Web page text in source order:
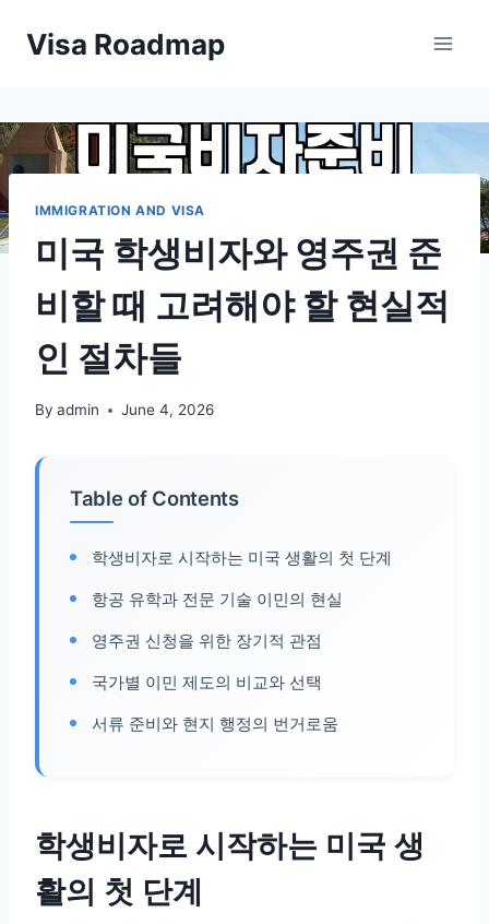
Visa Roadmap
IMMIGRATION AND VISA
미국 학생비자와 영주권 준
비할 때 고려해야 할 현실적
인 절차들
By admin June 4, 2026
Table of Contents
학생비자로 시작하는 미국 생활의 첫 단계
항공 유학과 전문 기술 이민의 현실
영주권 신청을 위한 장기적 관점
국가별 이민 제도의 비교와 선택
서류 준비와 현지 행정의 번거로움
학생비자로 시작하는 미국 생
활의 첫 단계